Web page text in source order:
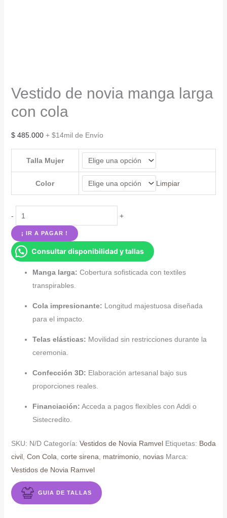
Vestido de novia manga larga
con cola
$485.000 + $14mil de Envío
Talla Mujer
Color Limpiar
-
Vestido
de
novia
manga
cantidad
+
¡ IR A PAGAR !
Consultar disponibilidad y tallas
Manga larga: Cobertura sofisticada con textiles
transpirables.
Cola impresionante: Longitud majestuosa diseñada
para el impacto.
Telas elásticas: Movilidad sin restricciones durante la
ceremonia.
Confección 3D: Elaboración artesanal bajo sus
proporciones reales.
Financiación: Acceda a pagos flexibles con Addi o
Sistecredito.
SKU: N/D Categoría: Vestidos de Novia Ramvel Etiquetas: Boda
civil, Con Cola corte sirena matrimonio, novias Marca:
Vestidos de Novia Ramvel
GUIA DE TALLAS